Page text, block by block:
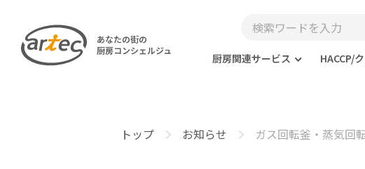
あなたの街の
厨房コンシェルジュ
厨房関連サービス HACCP/
トップ お知らせ ガス回転釜・蒸気回